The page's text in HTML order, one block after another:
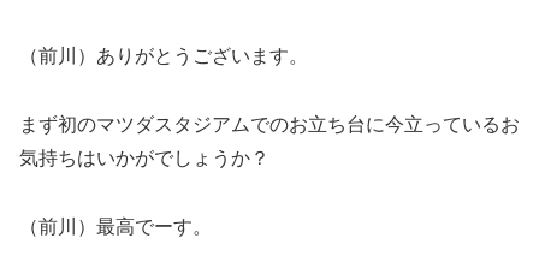
（前川）ありがとうございます。
まず初のマツダスタジアムでのお立ち台に今立っているお
気持ちはいかがでしょうか？
（前川）最高でーす。